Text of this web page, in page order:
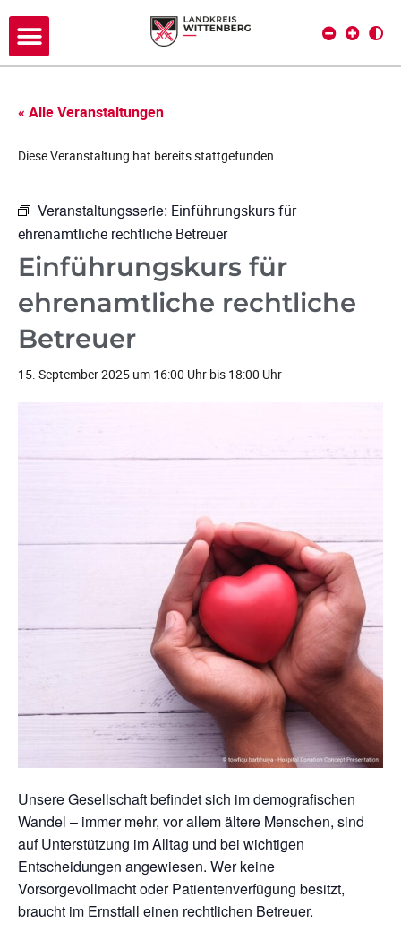
« Alle Veranstaltungen
Diese Veranstaltung hat bereits stattgefunden.
Veranstaltungsserie: Einführungskurs für
ehrenamtliche rechtliche Betreuer
Einführungskurs für
ehrenamtliche rechtliche
Betreuer
15. September 2025 um 16:00 Uhr bis 18:00 Uhr
Unsere Gesellschaft befindet sich im demografischen
Wandel – immer mehr, vor allem ältere Menschen, sind
auf Unterstützung im Alltag und bei wichtigen
Entscheidungen angewiesen. Wer keine
Vorsorgevollmacht oder Patientenverfügung besitzt,
braucht im Ernstfall einen rechtlichen Betreuer.